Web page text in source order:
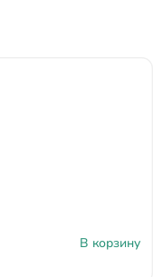
В корзину